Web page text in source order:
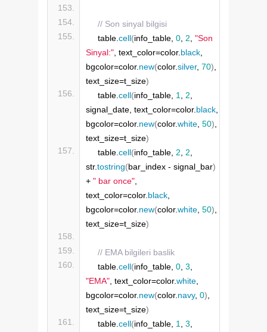
// Son sinyal bilgisi
    table.
cell(info_table, 0 2 "Son
Sinyal:" , text_color=color. black
bgcolor=color. new(color.silver, 70)
text_size=t_size)
    table.
cell(info_table, 1 2
signal_date, text_color=color. black
bgcolor=color. new(color.white 50)
text_size=t_size)
    table.
cell(info_table, 2 2
str.tostring(bar_index - signal_bar)
+ " bar once"
text_color=color. black
bgcolor=color. new(color.white 50)
text_size=t_size)
// EMA bilgileri baslik
    table.
cell(info_table, 0 3
"EMA" , text_color=color.white
bgcolor=color. new(color. navy, 0)
text_size=t_size)
    table.
cell(info_table, 1 3